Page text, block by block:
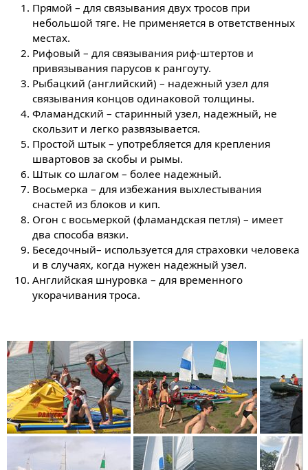
Прямой – для связывания двух тросов при
небольшой тяге. Не применяется в ответственных
местах.
Рифовый – для связывания риф-штертов и
привязывания парусов к рангоуту.
Рыбацкий (английский) – надежный узел для
связывания концов одинаковой толщины.
Фламандский – старинный узел, надежный, не
скользит и легко развязывается.
Простой штык – употребляется для крепления
швартовов за скобы и рымы.
Штык со шлагом – более надежный.
Восьмерка – для избежания выхлестывания
снастей из блоков и кип.
Огон с восьмеркой (фламандская петля) – имеет
два способа вязки.
Беседочный– используется для страховки человека
и в случаях, когда нужен надежный узел.
Английская шнуровка – для временного
укорачивания троса.